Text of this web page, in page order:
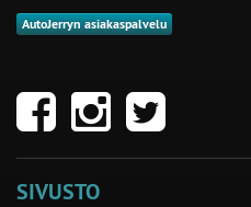
AutoJerryn asiakaspalvelu
SIVUSTO